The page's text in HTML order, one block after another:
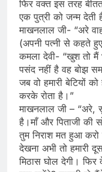
फिर वक्त इस तरह
एक पुत्री को जन्म देती
माखनलाल जी- “अरे
(अपनी पत्नी से कहते
कमला देवी- “खुश तो मैं
पसंद नहीं है वह बोझ
जब वो हमारी बेटियों
करके रोता है।”
माखनलाल जी – “अरे,
है।माँ और पिताजी की
तुम निराश मत हुआ करो
देखना अभी तो हमारी
मिठास घोल देगी।